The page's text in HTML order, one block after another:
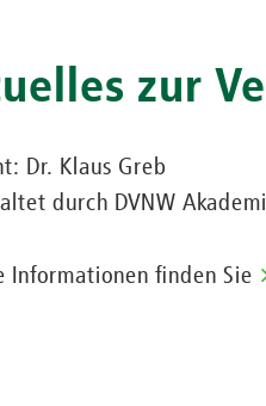
zur
Dr. Klaus Greb
durch DVNW
Informationen finden Sie